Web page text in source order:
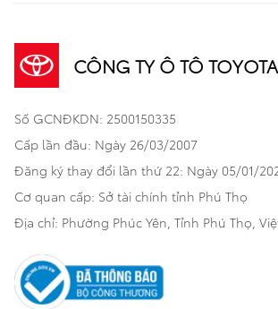
Bán tải
Hatchback
Thương mại
Khách hàng dự án
Bảo hiểm Toyota
Xe đã qua sử dụng
Bảo hành mở rộng
Sản phẩm chính hãng
Cơ sở bảo hành bảo dưỡng
Khuyến mãi
Xã hội
Thông tin khác
CÔNG TY Ô TÔ
Số GCNĐKDN: 2500150335
Cấp lần đầu: Ngày 26/03/2007
Đăng ký thay đổi lần thứ 22: Ngày 05/01/
Cơ quan cấp: Sở tài chính tỉnh Phú Thọ
Địa chỉ: Phường Phúc Yên, Tỉnh Phú Thọ,